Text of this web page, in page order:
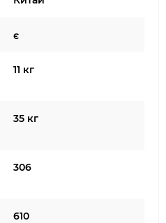
є
11 кг
35 кг
306
610